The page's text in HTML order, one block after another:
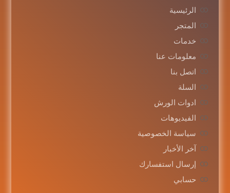
الرئيسية
المتجر
خدمات
معلومات عنا
اتصل بنا
السلة
ادوات الورش
الفيديوهات
سياسة الخصوصية
آخر الأخبار
إرسال استفسارك
حسابي